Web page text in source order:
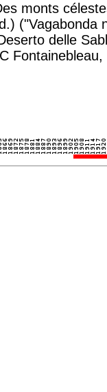
monts
("Vagabonda
delle
Fontainebleau,